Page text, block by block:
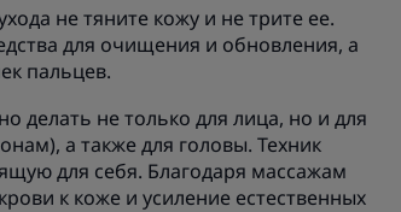
не тяните кожу и не трите ее.
для очищения и обновления, а
пальцев.
делать не только для лица, но и для
а также для головы. Техник
для себя. Благодаря массажам
к коже и усиление естественных